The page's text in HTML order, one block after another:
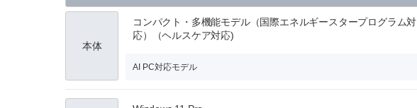
本体
コンパクト・多機能モデル（国際エネルギースタープログラム対
応）（ヘルスケア対応)
AI PC対応モデル